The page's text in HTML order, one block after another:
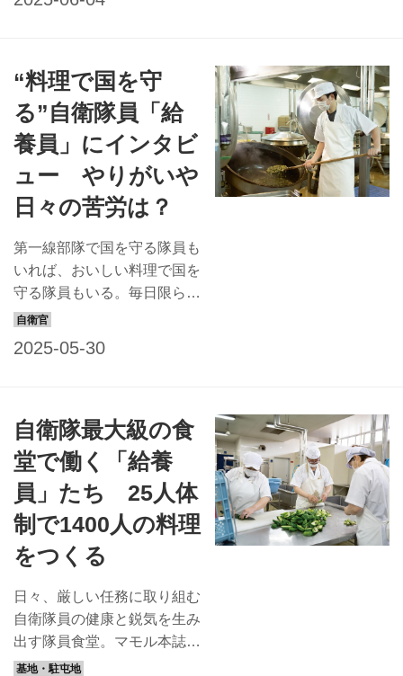
ができる。潜水艦の艦内は、
く狭い。 また音を発...
いた新隊員とベテラン隊員に
質問してみた。 【この日の
ランチは「熊基丼」】 熊谷
基地名物の、その名も熊基丼
は、碓氷峠の有名店の釜めし
をモデルに考案されたメニュ
ー。ご飯の上に鶏肉、タケノ
どがのった具だくさんの丼
だ。20年以上も前から食堂
で出されているが、いつ、誰
が最初に作ったのか、今とな
っては誰も知らないそうだ
“料理で国を守
る”自衛隊員「給
養員」にインタビ
ュー やりがいや
日々の苦労は？
第一線部隊で国を守る隊員も
いれば、おいしい料理で国を
守る隊員もいる。毎日限られ
た時間内に大量の食事を作る
か。給養員たちに任務の苦労
と喜びを聞いた。 昔も今も
おいしいの一言がやりがいに
つながっています この道26
年。熊谷基地きってのベテラ
ン給養員である挺屋防衛技官
は、皆の取りまとめ役として
に教えているのは、疲れない
調理の仕方だ。「とにかく量
が多いので、力任せにやって
自衛隊最大級の食
堂で働く「給養
員」たち 25人体
制で1400人の料理
をつくる
日々、厳しい任務に取り組む
自衛隊員の健康と鋭気を生み
出す隊員食堂。マモル本誌で
は連載ページ「隊員食堂」で